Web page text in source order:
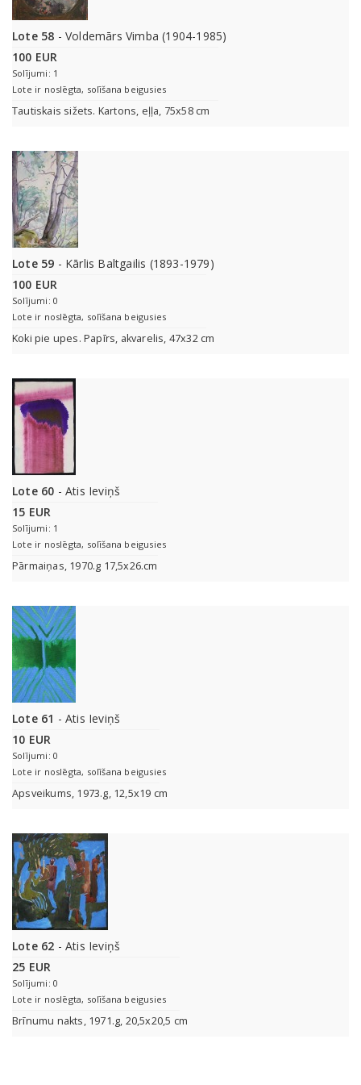
Lote 58 - Voldemārs Vimba (1904-1985)
100 EUR
Solījumi: 1
Lote ir noslēgta, solīšana beigusies
Tautiskais sižets. Kartons, eļļa, 75x58 cm
Lote 59 - Kārlis Baltgailis (1893-1979)
100 EUR
Solījumi: 0
Lote ir noslēgta, solīšana beigusies
Koki pie upes. Papīrs, akvarelis, 47x32 cm
Lote 60 - Atis Ieviņš
15 EUR
Solījumi: 1
Lote ir noslēgta, solīšana beigusies
Pārmaiņas, 1970.g 17,5x26.cm
Lote 61 - Atis Ieviņš
10 EUR
Solījumi: 0
Lote ir noslēgta, solīšana beigusies
Apsveikums, 1973.g, 12,5x19 cm
Lote 62 - Atis Ieviņš
25 EUR
Solījumi: 0
Lote ir noslēgta, solīšana beigusies
Brīnumu nakts, 1971.g, 20,5x20,5 cm